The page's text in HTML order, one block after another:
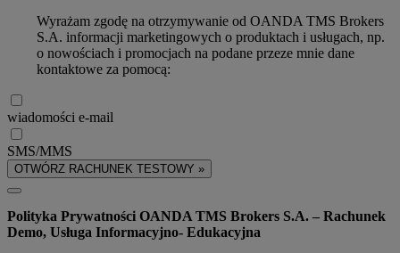
Wyrażam zgodę na otrzymywanie od OANDA TMS Brokers
S.A. informacji marketingowych o produktach i usługach, np.
o nowościach i promocjach na podane przeze mnie dane
kontaktowe za pomocą:
wiadomości e-mail
SMS/MMS
OTWÓRZ RACHUNEK TESTOWY »
Polityka Prywatności OANDA TMS Brokers S.A. – Rachunek
Demo, Usługa Informacyjno- Edukacyjna